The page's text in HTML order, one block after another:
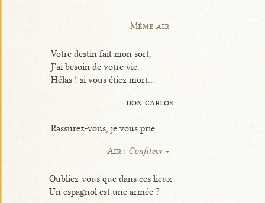
Même air
Votre destin fait mon sort,
J’ai besoin de votre vie.
Hélas ! si vous étiez mort...
don carlos
Rassurez-vous, je vous prie.
Air : Confiteor
Oubliez-vous que dans ces lieux
Un espagnol est une armée ?